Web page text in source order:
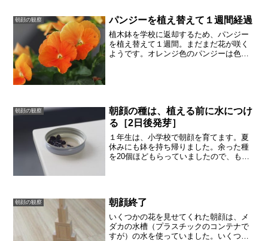
と、たしかに大きくはなっていますが、
こんなものなのでしょうか...
朝顔の観察 パンジーを植え替えて１週間経過
植木鉢を学校に返却するため、パンジー
を植え替えて１週間。まだまだ花が咲く
ようです。オレンジ色のパンジーは色が
朝顔の観察
朝顔の種は、植える前に水につけ
る［2日後発芽］
１年生は、小学校で朝顔を育てます。夏
休みにも鉢を持ち帰りました。余った種
を20個ほどもらっていましたので、もう
朝顔の観察 朝顔終了
いくつかの花を見せてくれた朝顔は、メ
ダカの水槽（プラスチックのコンテナで
すが）の水を使っていました。いくつか